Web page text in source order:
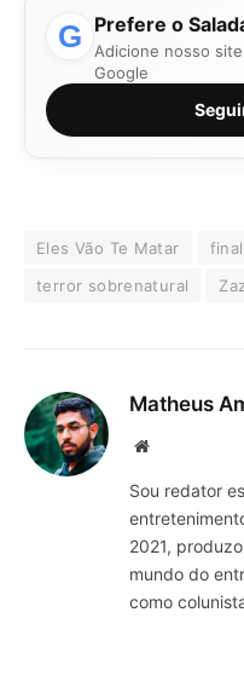
G Prefere o
Adicione nosso
Google
Eles Vão Te Matar
terror sobrenatural
Matheus
Website
Sou redator
2021,
mundo do
como